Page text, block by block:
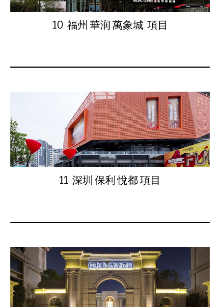
10 福州 華润 萬象城 項目
11 深圳 保利 悅都 項目